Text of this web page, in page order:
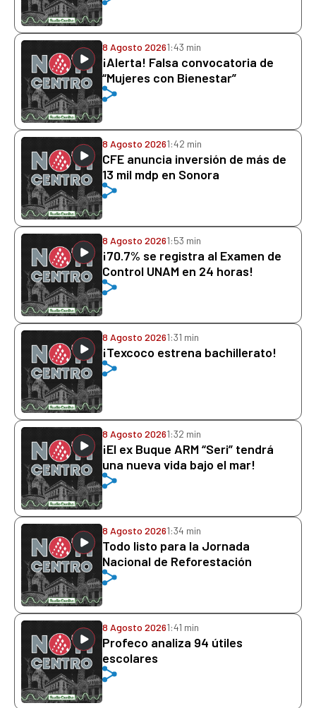
8 Agosto 20261:43 min
¡Alerta! Falsa convocatoria de
“Mujeres con Bienestar”
8 Agosto 20261:42 min
CFE anuncia inversión de más de
13 mil mdp en Sonora
8 Agosto 20261:53 min
¡70.7% se registra al Examen de
Control UNAM en 24 horas!
8 Agosto 20261:31 min
¡Texcoco estrena bachillerato!
8 Agosto 20261:32 min
¡El ex Buque ARM “Seri” tendrá
una nueva vida bajo el mar!
8 Agosto 20261:34 min
Todo listo para la Jornada
Nacional de Reforestación
8 Agosto 20261:41 min
Profeco analiza 94 útiles
escolares